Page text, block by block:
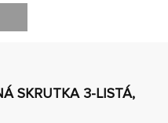
SKRUTKA 3-LISTÁ,